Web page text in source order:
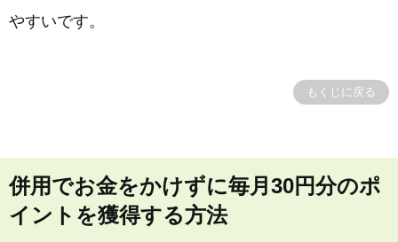
やすいです。
もくじに戻る
併用でお金をかけずに毎月30円分のポ
イントを獲得する方法